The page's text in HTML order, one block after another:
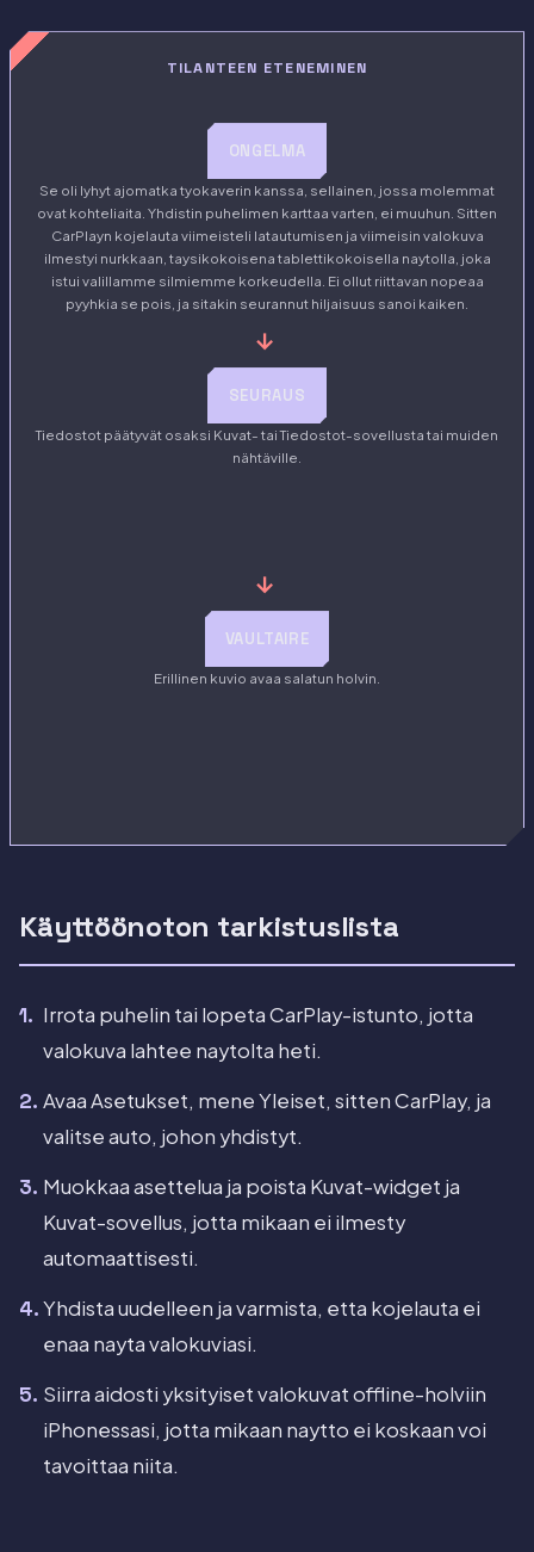
TILANTEEN ETENEMINEN
ONGELMA
Se oli lyhyt ajomatka tyokaverin kanssa, sellainen, jossa molemmat
ovat kohteliaita. Yhdistin puhelimen karttaa varten, ei muuhun. Sitten
CarPlayn kojelauta viimeisteli latautumisen ja viimeisin valokuva
ilmestyi nurkkaan, taysikokoisena tablettikokoisella naytolla, joka
istui valillamme silmiemme korkeudella. Ei ollut riittavan nopeaa
pyyhkia se pois, ja sitakin seurannut hiljaisuus sanoi kaiken.
→
SEURAUS
Tiedostot päätyvät osaksi Kuvat- tai Tiedostot-sovellusta tai muiden
nähtäville.
→
VAULTAIRE
Erillinen kuvio avaa salatun holvin.
Käyttöönoton tarkistuslista
Irrota puhelin tai lopeta CarPlay-istunto, jotta
valokuva lahtee naytolta heti.
Avaa Asetukset, mene Yleiset, sitten CarPlay, ja
valitse auto, johon yhdistyt.
Muokkaa asettelua ja poista Kuvat-widget ja
Kuvat-sovellus, jotta mikaan ei ilmesty
automaattisesti.
Yhdista uudelleen ja varmista, etta kojelauta ei
enaa nayta valokuviasi.
Siirra aidosti yksityiset valokuvat offline-holviin
iPhonessasi, jotta mikaan naytto ei koskaan voi
tavoittaa niita.